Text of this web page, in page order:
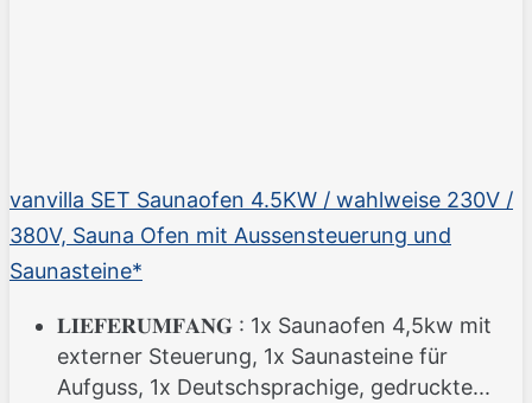
vanvilla SET Saunaofen 4.5KW / wahlweise 230V /
380V, Sauna Ofen mit Aussensteuerung und
Saunasteine*
𝐋𝐈𝐄𝐅𝐄𝐑𝐔𝐌𝐅𝐀𝐍𝐆 : 1x Saunaofen 4,5kw mit
externer Steuerung, 1x Saunasteine für
Aufguss, 1x Deutschsprachige, gedruckte...